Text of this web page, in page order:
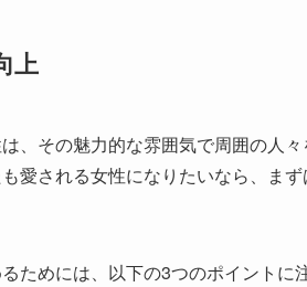
上
、その魅力的な雰囲気で周囲の人
愛される女性になりたいなら、ま
ためには、以下の3つのポイントに